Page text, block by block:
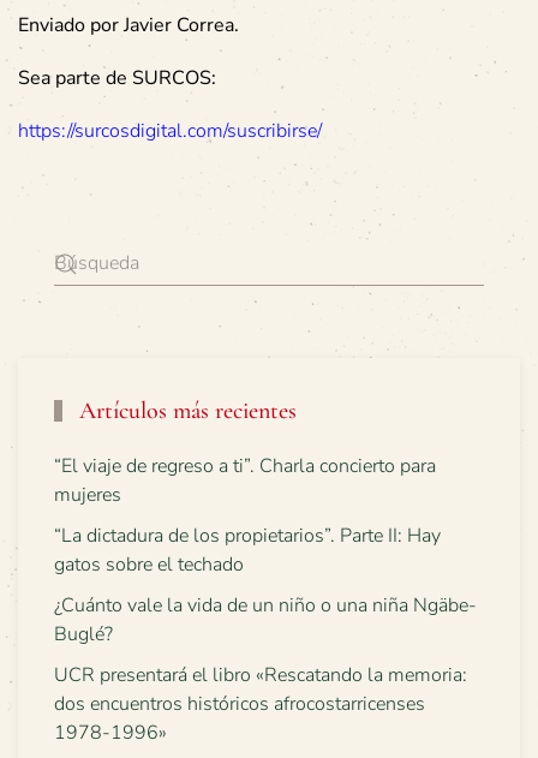
Enviado por Javier Correa.
Sea parte de SURCOS:
https://surcosdigital.com/suscribirse/
Artículos más recientes
“El viaje de regreso a ti”. Charla concierto para
mujeres
“La dictadura de los propietarios”. Parte II: Hay
gatos sobre el techado
¿Cuánto vale la vida de un niño o una niña Ngäbe-
Buglé?
UCR presentará el libro «Rescatando la memoria:
dos encuentros históricos afrocostarricenses
1978-1996»